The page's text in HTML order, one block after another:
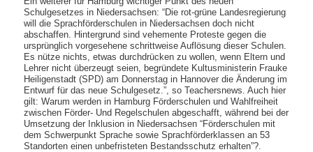
Schulgesetzes in Niedersachsen: “Die rot-grüne Landesregierung
will die Sprachförderschulen in Niedersachsen doch nicht
abschaffen. Hintergrund sind vehemente Proteste gegen die
ursprünglich vorgesehene schrittweise Auflösung dieser Schulen.
Es nütze nichts, etwas durchdrücken zu wollen, wenn Eltern und
Lehrer nicht überzeugt seien, begründete Kultusministerin Frauke
Heiligenstadt (SPD) am Donnerstag in Hannover die Änderung im
Entwurf für das neue Schulgesetz.”, so Teachersnews. Auch hier
gilt: Warum werden in Hamburg Förderschulen und Wahlfreiheit
zwischen Förder- Und Regelschulen abgeschafft, während bei der
Umsetzung der Inklusion in Niedersachsen “Förderschulen mit
dem Schwerpunkt Sprache sowie Sprachförderklassen an 53
Standorten einen unbefristeten Bestandsschutz erhalten”?.